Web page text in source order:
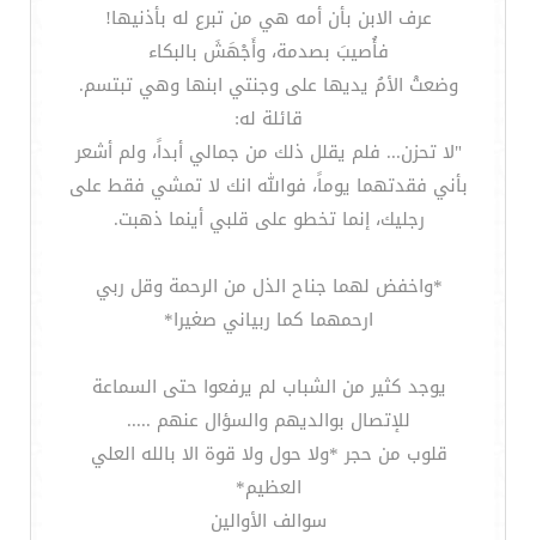
عرف الابن بأن أمه هي من تبرع له بأذنيها!
فأُصيبَ بصدمة، وأَجْهَشَ بالبكاء
وضعتْ الأمُ يديها على وجنتي ابنها وهي تبتسم.
قائلة له:
"لا تحزن... فلم يقلل ذلك من جمالي أبداً، ولم أشعر
بأني فقدتهما يوماً، فوالله انك لا تمشي فقط على
رجليك، إنما تخطو على قلبي أينما ذهبت.
*واخفض لهما جناح الذل من الرحمة وقل ربي
ارحمهما كما ربياني صغيرا*
يوجد كثير من الشباب لم يرفعوا حتى السماعة
للإتصال بوالديهم والسؤال عنهم .....
قلوب من حجر *ولا حول ولا قوة الا بالله العلي
العظيم*
سوالف الأوالين